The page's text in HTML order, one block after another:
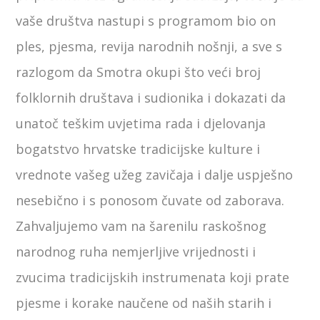
vaše društva nastupi s programom bio on
ples, pjesma, revija narodnih nošnji, a sve s
razlogom da Smotra okupi što veći broj
folklornih društava i sudionika i dokazati da
unatoč teškim uvjetima rada i djelovanja
bogatstvo hrvatske tradicijske kulture i
vrednote vašeg užeg zavičaja i dalje uspješno
nesebično i s ponosom čuvate od zaborava.
Zahvaljujemo vam na šarenilu raskošnog
narodnog ruha nemjerljive vrijednosti i
zvucima tradicijskih instrumenata koji prate
pjesme i korake naučene od naših starih i